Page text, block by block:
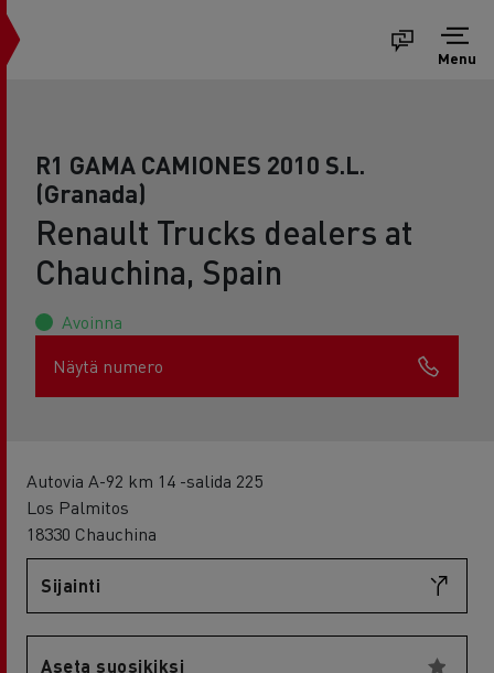
Menu
R1 GAMA CAMIONES 2010 S.L.
(Granada)
Renault Trucks dealers at
Chauchina, Spain
Avoinna
Näytä numero
Autovia A-92 km 14 -salida 225
Los Palmitos
18330 Chauchina
Sijainti
Aseta suosikiksi